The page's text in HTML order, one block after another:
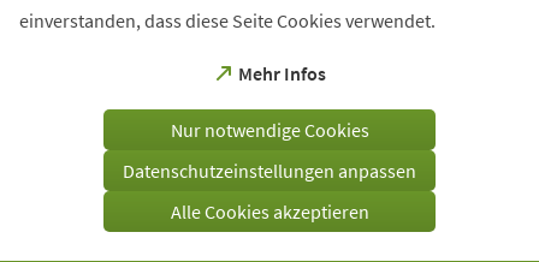
einverstanden, dass diese Seite Cookies verwendet.
Mehr Infos
(Öffnet
einem
Tab)
Nur notwendige Cookies
Datenschutzeinstellungen anpassen
Alle Cookies akzeptieren